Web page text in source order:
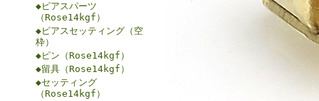
◆ピアスパーツ
（Rose14kgf）
◆ピアスセッティング（空
枠）
◆ピン（Rose14kgf）
◆留具（Rose14kgf）
◆セッティング
（Rose14kgf）